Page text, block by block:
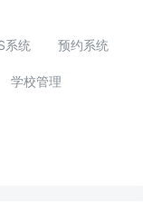
系统 预约系统
学校管理